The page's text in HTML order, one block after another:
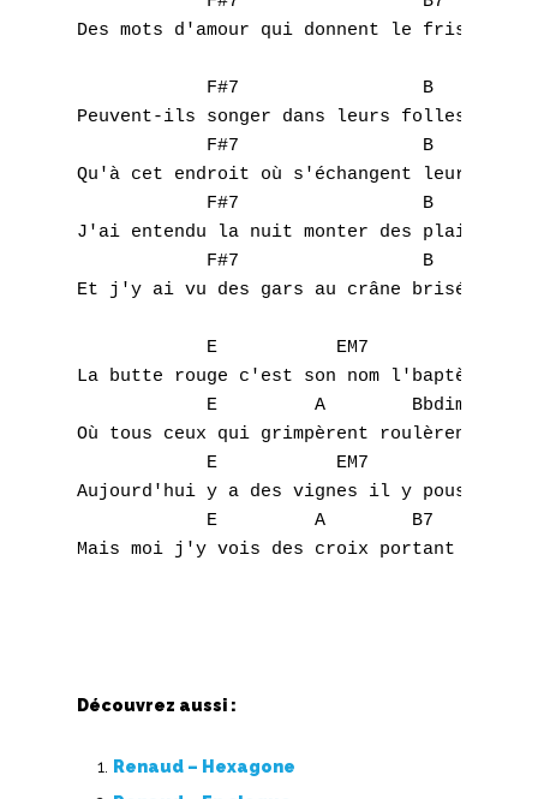
Des mots d'amour qui donnent le frisson
            F#7                 B
Peuvent-ils songer dans leurs folles
            F#7                 B
Qu'à cet endroit où s'échangent leurs
            F#7                 B
J'ai entendu la nuit monter des plaintes
            F#7                 B
Et j'y ai vu des gars au crâne brisé
E           EM7         E6
La butte rouge c'est son nom l'baptème
E         A        Bbdim
Où tous ceux qui grimpèrent roulèrent
E           EM7         E6
Aujourd'hui y a des vignes il y pousse du
E         A        B7
Mais moi j'y vois des croix portant l'nom
Découvrez aussi :
Renaud – Hexagone
V
Top 100
Accords de guitare